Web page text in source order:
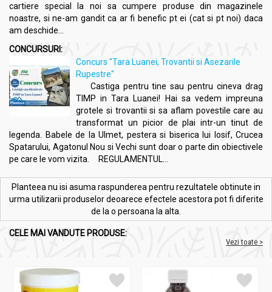
cartiere special la noi sa cumpere produse din magazinele
noastre, si ne-am gandit ca ar fi benefic pt ei (cat si pt noi) daca
am deschide...
CONCURSURI:
Concurs "Tara Luanei, Trovantii si Asezarile
Rupestre"
Castiga pentru tine sau pentru cineva drag
TIMP in Tara Luanei! Hai sa vedem impreuna
grotele si trovantii si sa aflam povestile care au
transformat un picior de plai intr-un tinut de
legenda. Babele de la Ulmet, pestera si biserica lui Iosif, Crucea
Spatarului, Agatonul Nou si Vechi sunt doar o parte din obiectivele
pe care le vom vizita. REGULAMENTUL...
Planteea nu isi asuma raspunderea pentru rezultatele obtinute in
urma utilizarii produselor deoarece efectele acestora pot fi diferite
de la o persoana la alta.
CELE MAI VANDUTE PRODUSE:
Vezi toate >